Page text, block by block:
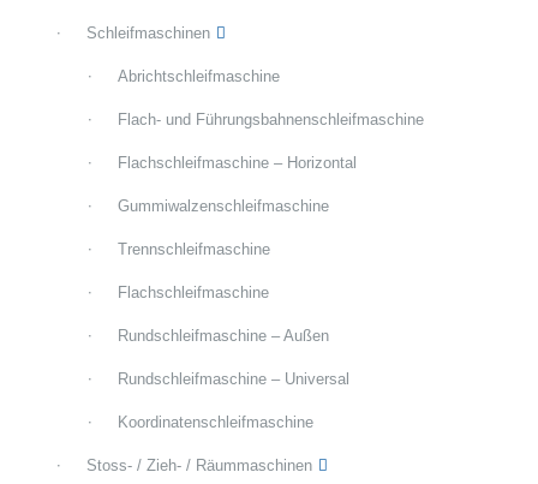
Schleifmaschinen
Abrichtschleifmaschine
Flach- und Führungsbahnenschleifmaschine
Flachschleifmaschine – Horizontal
Gummiwalzenschleifmaschine
Trennschleifmaschine
Flachschleifmaschine
Rundschleifmaschine – Außen
Rundschleifmaschine – Universal
Koordinatenschleifmaschine
Stoss- / Zieh- / Räummaschinen